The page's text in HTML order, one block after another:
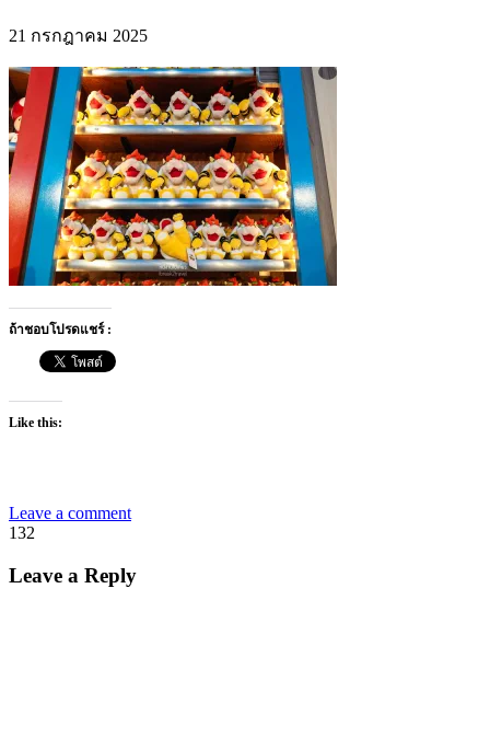
21 กรกฎาคม 2025
ถ้าชอบโปรดแชร์ :
Like this:
Leave a comment
132
Leave a Reply